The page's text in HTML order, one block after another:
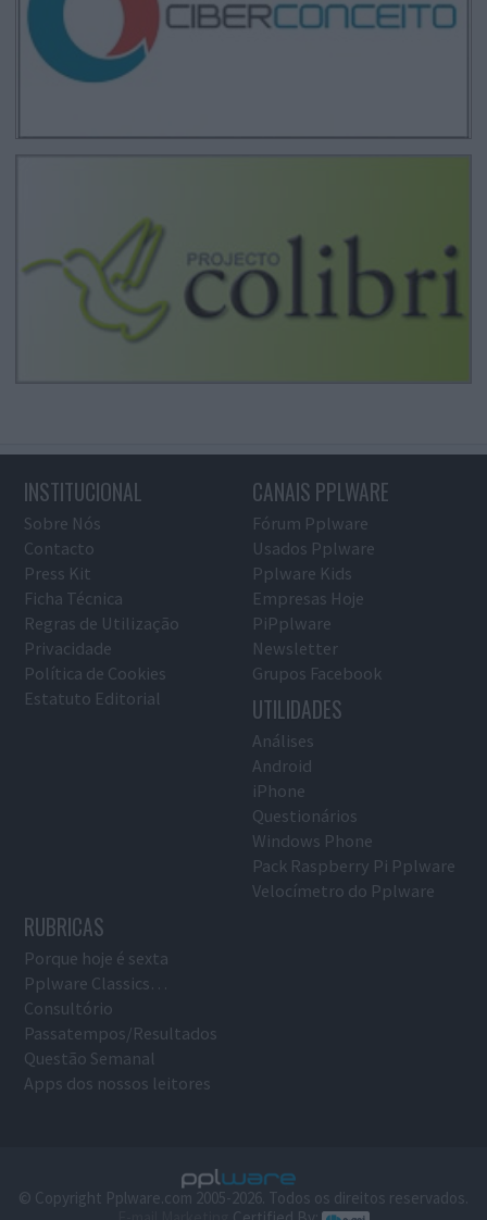
INSTITUCIONAL
Sobre Nós
Contacto
Press Kit
Ficha Técnica
Regras de Utilização
Privacidade
Política de Cookies
Estatuto Editorial
CANAIS PPLWARE
Fórum Pplware
Usados Pplware
Pplware Kids
Empresas Hoje
PiPplware
Newsletter
Grupos Facebook
UTILIDADES
Análises
Android
iPhone
Questionários
Windows Phone
Pack Raspberry Pi Pplware
Velocímetro do Pplware
RUBRICAS
Porque hoje é sexta
Pplware Classics…
Consultório
Passatempos/Resultados
Questão Semanal
Apps dos nossos leitores
© Copyright Pplware.com 2005-2026. Todos os direitos reservados.